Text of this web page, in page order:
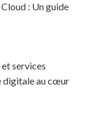
: Un guide
services
digitale au cœur